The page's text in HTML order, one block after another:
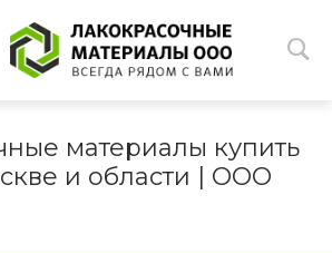
материалы купить
и области | ООО